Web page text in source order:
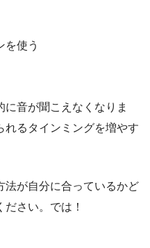
を使う
音が聞こえなくなりま
れるタインミングを増やす
法が自分に合っているかど
さい。では！